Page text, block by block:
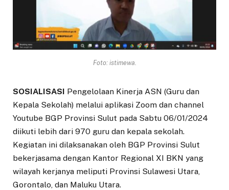
Foto: istimewa.
SOSIALISASI Pengelolaan Kinerja ASN (Guru dan
Kepala Sekolah) melalui aplikasi Zoom dan channel
Youtube BGP Provinsi Sulut pada Sabtu 06/01/2024
diikuti lebih dari 970 guru dan kepala sekolah.
Kegiatan ini dilaksanakan oleh BGP Provinsi Sulut
bekerjasama dengan Kantor Regional XI BKN yang
wilayah kerjanya meliputi Provinsi Sulawesi Utara,
Gorontalo, dan Maluku Utara.